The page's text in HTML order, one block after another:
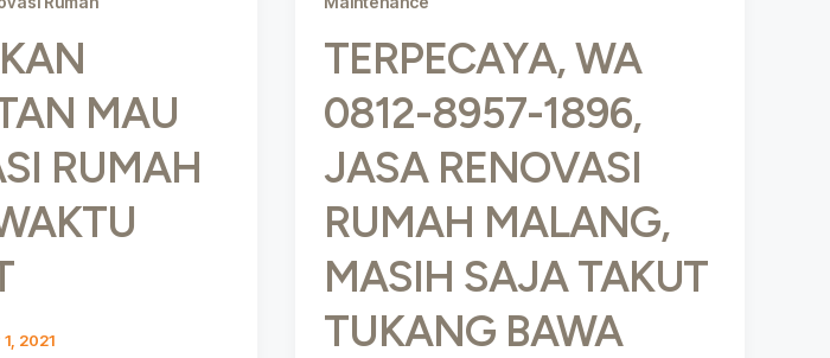
MAU
RUMAH
2021
TERPECAYA, WA
0812-8957-1896,
JASA RENOVASI
RUMAH MALANG,
MASIH SAJA TAKUT
TUKANG BAWA